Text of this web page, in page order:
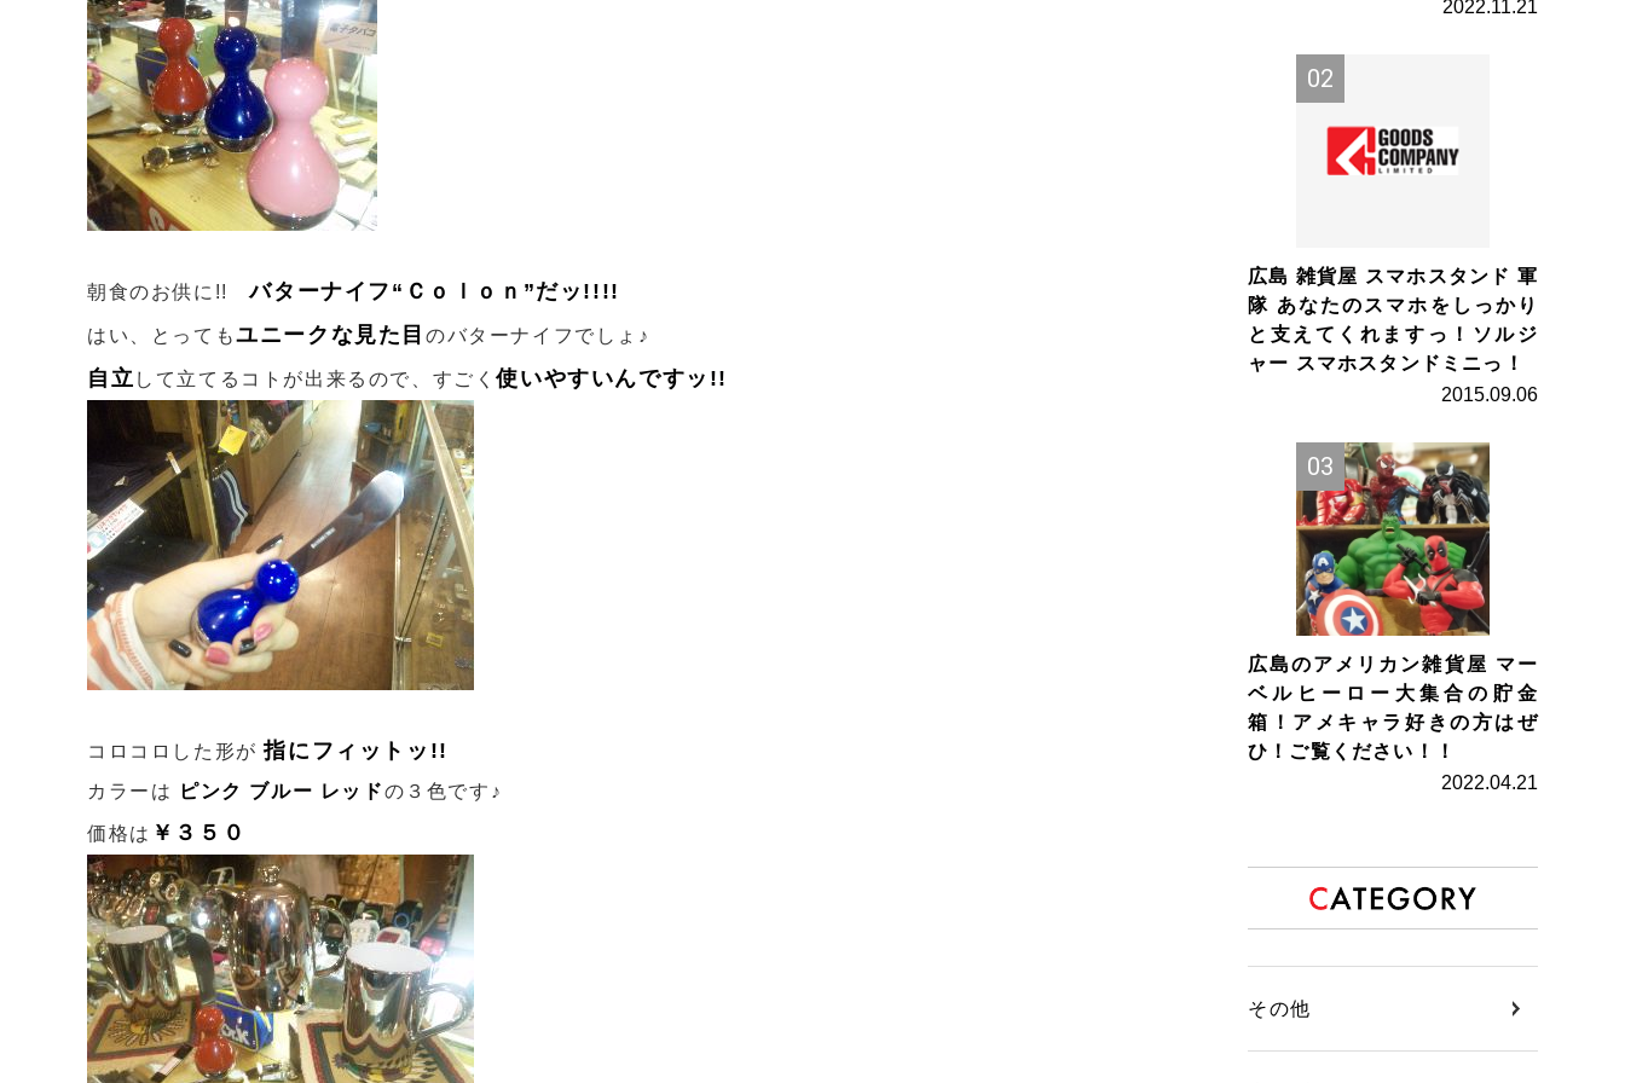
朝食のお供に!!バターナイフ“Ｃｏｌｏｎ”だッ!!!!
はい、とってもユニークな見た目のバターナイフでしょ♪
自立 して立てるコトが出来るので、すごく使いやすいんですッ!!
コロコロした形が指にフィットッ!!
カラーは ピンク ブルー レッドの３色です♪
価格は ￥３５０
2022.11.21
広島 雑貨屋 スマホスタンド 軍
隊 あなたのスマホをしっかり
と支えてくれますっ！ソルジ
ャー スマホスタンドミニっ！
2015.09.06
広島のアメリカン雑貨屋 マー
ベルヒーロー大集合の貯金
箱！アメキャラ好きの方はぜ
ひ！ご覧ください！！
2022.04.21
その他